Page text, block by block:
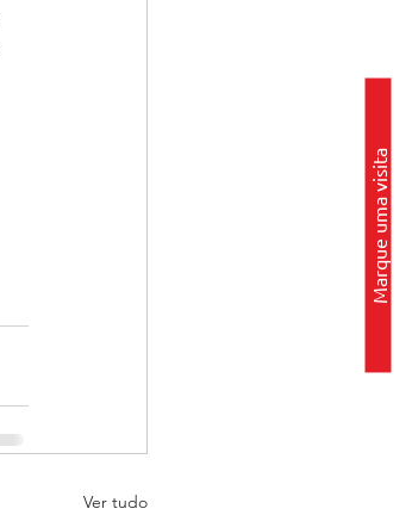
Marque uma visita
Ver tudo